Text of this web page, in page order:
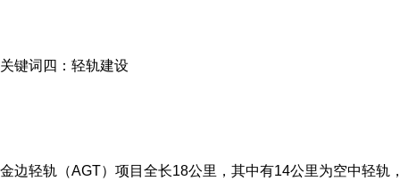
关键词四：轻轨建设
金边轻轨（AGT）项目全长18公里，其中有14公里为空中轻